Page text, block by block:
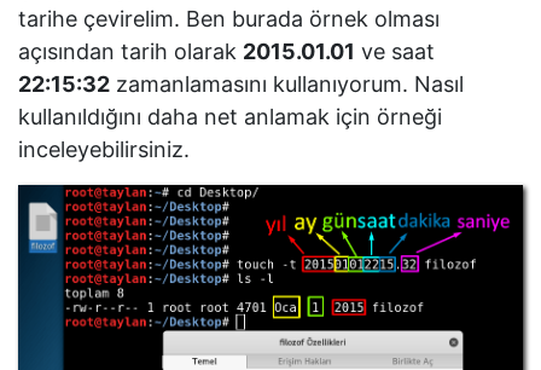
tarihe çevirelim. Ben burada örnek olması
açısından tarih olarak 2015.01.01 ve saat
22:15:32 zamanlamasını kullanıyorum. Nasıl
kullanıldığını daha net anlamak için örneği
inceleyebilirsiniz.